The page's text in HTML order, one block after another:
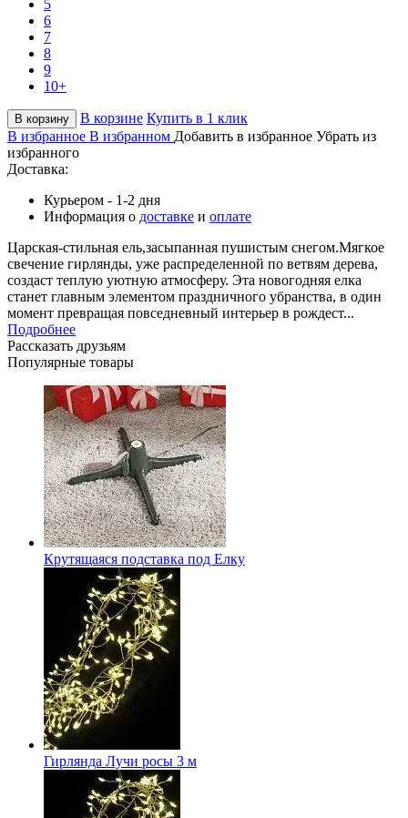
5
6
7
8
9
10+
В корзину В корзине Купить в 1 клик
В избранное В избранном Добавить в избранное Убрать из
избранного
Доставка:
Курьером - 1-2 дня
Информация о доставке и оплате
Царская-стильная ель,засыпанная пушистым снегом.Мягкое
свечение гирлянды, уже распределенной по ветвям дерева,
создаст теплую уютную атмосферу. Эта новогодняя елка
станет главным элементом праздничного убранства, в один
момент превращая повседневный интерьер в рождест...
Подробнее
Рассказать друзьям
Популярные товары
Крутящаяся подставка под Елку
Гирлянда Лучи росы 3 м